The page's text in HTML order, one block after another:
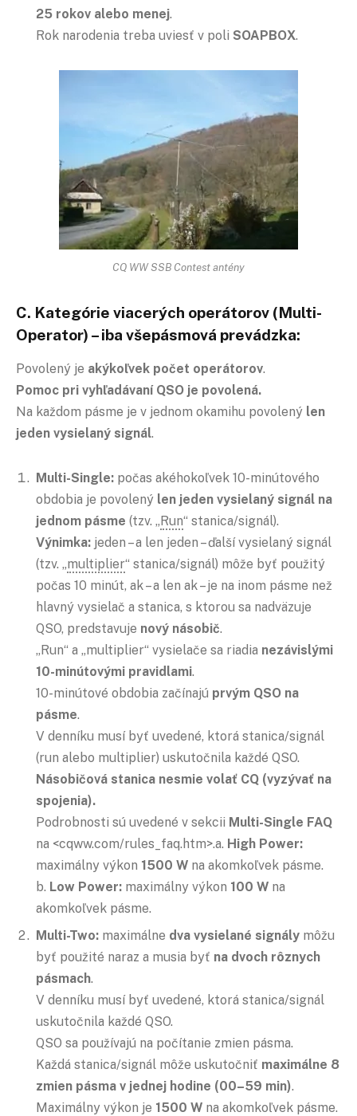
25 rokov alebo menej.
Rok narodenia treba uviesť v poli SOAPBOX.
CQ WW SSB Contest antény
C. Kategórie viacerých operátorov (Multi-
Operator) – iba všepásmová prevádzka:
Povolený je akýkoľvek počet operátorov.
Pomoc pri vyhľadávaní QSO je povolená.
Na každom pásme je v jednom okamihu povolený len
jeden vysielaný signál.
Multi-Single: počas akéhokoľvek 10-minútového
obdobia je povolený len jeden vysielaný signál na
jednom pásme (tzv. „Run“ stanica/signál).
Výnimka: jeden – a len jeden – ďalší vysielaný signál
(tzv. „multiplier“ stanica/signál) môže byť použitý
počas 10 minút, ak – a len ak – je na inom pásme než
hlavný vysielač a stanica, s ktorou sa nadväzuje
QSO, predstavuje nový násobič.
„Run“ a „multiplier“ vysielače sa riadia nezávislými
10-minútovými pravidlami.
10-minútové obdobia začínajú prvým QSO na
pásme.
V denníku musí byť uvedené, ktorá stanica/signál
(run alebo multiplier) uskutočnila každé QSO.
Násobičová stanica nesmie volať CQ (vyzývať na
spojenia).
Podrobnosti sú uvedené v sekcii Multi-Single FAQ
na <cqww.com/rules_faq.htm>.a. High Power:
maximálny výkon 1500 W na akomkoľvek pásme.
b. Low Power: maximálny výkon 100 W na
akomkoľvek pásme.
Multi-Two: maximálne dva vysielané signály môžu
byť použité naraz a musia byť na dvoch rôznych
pásmach.
V denníku musí byť uvedené, ktorá stanica/signál
uskutočnila každé QSO.
QSO sa používajú na počítanie zmien pásma.
Každá stanica/signál môže uskutočniť maximálne 8
zmien pásma v jednej hodine (00–59 min).
Maximálny výkon je 1500 W na akomkoľvek pásme.